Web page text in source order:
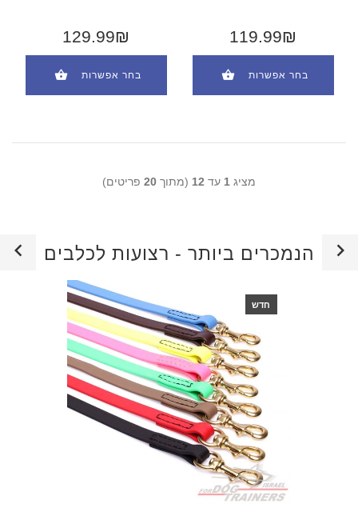
129.99₪
בחר אפשרות
119.99₪
בחר אפשרות
מציג 1 עד 12 (מתוך 20 פריטים)
הנמכרים ביותר - רצועות לכלבים
חדש